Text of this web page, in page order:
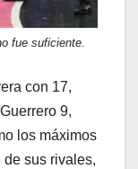
fue suficiente.
con 17,
9,
los máximos
sus rivales,